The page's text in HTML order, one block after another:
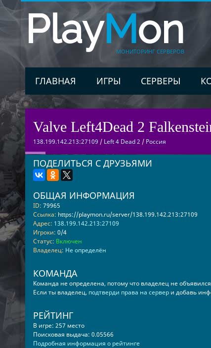
PlayMon
МОНИТОРИНГ СЕРВЕРОВ
ГЛАВНАЯ ИГРЫ СЕРВЕРЫ
Valve Left4Dead 2
138.199.142.213:27109 / Left 4 Dead 2 / Россия
ПОДЕЛИТЬСЯ С ДРУЗЬЯМИ
ОБЩАЯ ИНФОРМАЦИЯ
ID: 79965
Ссылка: https://playmon.ru/server/138.199.142.213:27109
Адрес: 138.199.142.213:27109
Игроки: 0/4
Статус: Включен
Владелец: Не определён
КОМАНДА
Команда не определена, потому что владелец не
Если ты владелец, подтверди права на сервери добавь
РЕЙТИНГ
В игре: 257 место
Поисковая выдача: 0.05566
Подробная информация о рейтинге